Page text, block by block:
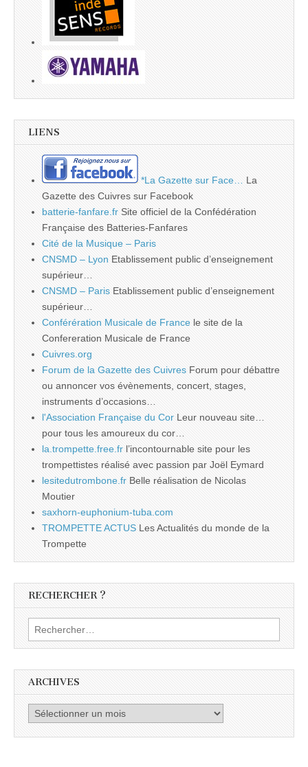
LIENS
*La Gazette sur Face… La
Gazette des Cuivres sur Facebook
batterie-fanfare.fr Site officiel de la Confédération
Française des Batteries-Fanfares
Cité de la Musique – Paris
CNSMD – Lyon Etablissement public d’enseignement
supérieur…
CNSMD – Paris Etablissement public d’enseignement
supérieur…
Conférération Musicale de France le site de la
Confereration Musicale de France
Cuivres.org
Forum de la Gazette des Cuivres Forum pour débattre
ou annoncer vos évènements, concert, stages,
instruments d’occasions…
l'Association Française du Cor Leur nouveau site…
pour tous les amoureux du cor…
la.trompette.free.fr l’incontournable site pour les
trompettistes réalisé avec passion par Joël Eymard
lesitedutrombone.fr Belle réalisation de Nicolas
Moutier
saxhorn-euphonium-tuba.com
TROMPETTE ACTUS Les Actualités du monde de la
Trompette
RECHERCHER ?
Rechercher :
ARCHIVES
Archives